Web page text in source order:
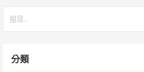
字:分類